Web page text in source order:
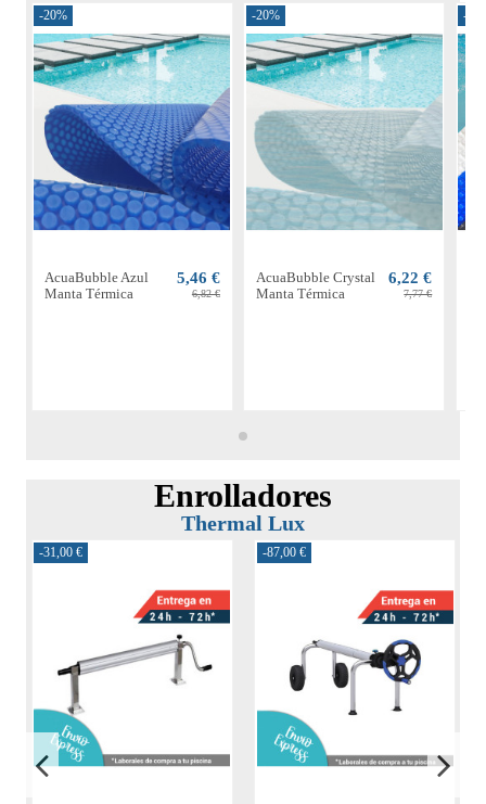
-20%
AcuaBubble Azul
Manta Térmica
5,46 €
6,82 €
-20%
AcuaBubble Crystal
Manta Térmica
6,22 €
7,77 €
-
Enrolladores
Thermal Lux
-31,00 € -87,00 €